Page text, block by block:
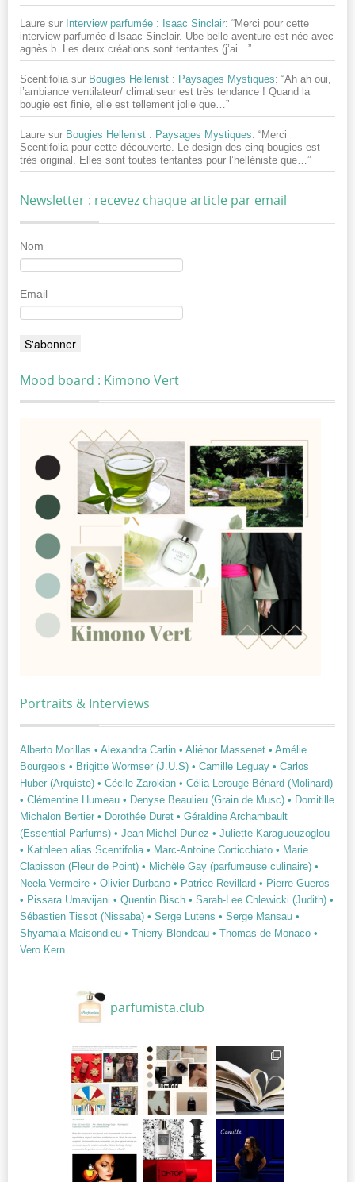
Laure sur Interview parfumée : Isaac Sinclair: “Merci pour cette
interview parfumée d’Isaac Sinclair. Ube belle aventure est née avec
agnès.b. Les deux créations sont tentantes (j’ai…”
Scentifolia sur Bougies Hellenist : Paysages Mystiques: “Ah ah oui,
l’ambiance ventilateur/ climatiseur est très tendance ! Quand la
bougie est finie, elle est tellement jolie que…”
Laure sur Bougies Hellenist : Paysages Mystiques: “Merci
Scentifolia pour cette découverte. Le design des cinq bougies est
très original. Elles sont toutes tentantes pour l’helléniste que…”
Newsletter : recevez chaque article par email
Nom
Email
Mood board : Kimono Vert
Portraits & Interviews
Alberto Morillas • Alexandra Carlin • Aliénor Massenet • Amélie
Bourgeois • Brigitte Wormser (J.U.S) • Camille Leguay • Carlos
Huber (Arquiste) • Cécile Zarokian • Célia Lerouge-Bénard (Molinard)
• Clémentine Humeau • Denyse Beaulieu (Grain de Musc) • Domitille
Michalon Bertier • Dorothée Duret • Géraldine Archambault
(Essential Parfums) • Jean-Michel Duriez • Juliette Karagueuzoglou
• Kathleen alias Scentifolia • Marc-Antoine Corticchiato • Marie
Clapisson (Fleur de Point) • Michèle Gay (parfumeuse culinaire) •
Neela Vermeire • Olivier Durbano • Patrice Revillard • Pierre Gueros
• Pissara Umavijani • Quentin Bisch • Sarah-Lee Chlewicki (Judith) •
Sébastien Tissot (Nissaba) • Serge Lutens • Serge Mansau •
Shyamala Maisondieu • Thierry Blondeau • Thomas de Monaco •
Vero Kern
parfumista.club